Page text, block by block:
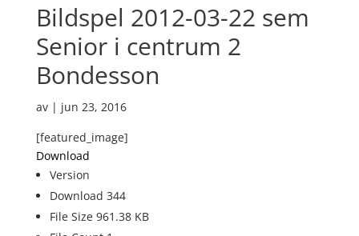
Bildspel 2012-03-22 sem
Senior i centrum 2
Bondesson
av | jun 23, 2016
[featured_image]
Download
Version
Download 344
File Size 961.38 KB